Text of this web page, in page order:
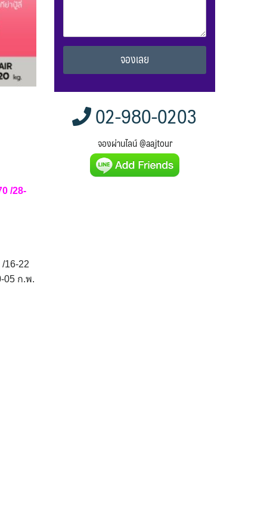
/28-
16-22
05 ก.พ.
Alternative:
02-980-0203
จองผ่านไลน์ @aajtour